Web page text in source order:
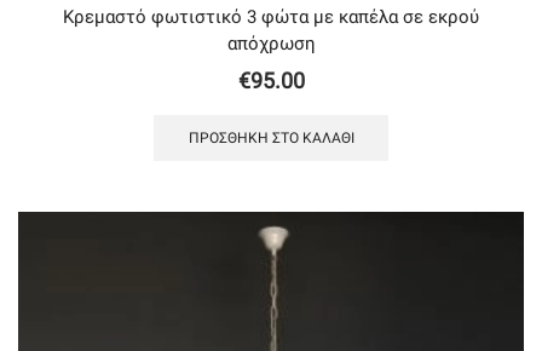
Κρεμαστό φωτιστικό 3 φώτα με καπέλα σε εκρού
απόχρωση
€95.00
ΠΡΟΣΘΉΚΗ ΣΤΟ ΚΑΛΆΘΙ